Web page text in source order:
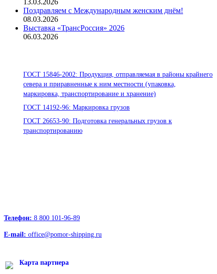
Поздравляем с Международным женским днём!
08.03.2026
Выставка «ТрансРоссия» 2026
06.03.2026
ГОСТ 15846-2002: Продукция, отправляемая в районы крайнего
севера и приравненные к ним местности (упаковка,
маркировка, транспортирование и хранение)
ГОСТ 14192-96: Маркировка грузов
ГОСТ 26653-90: Подготовка генеральных грузов к
транспортированию
Телефон: 8 800 101-96-89
E-mail: office@pomor-shipping.ru
Карта партнера